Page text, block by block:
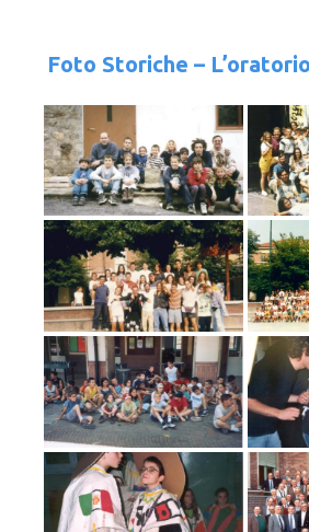
Foto Storiche –